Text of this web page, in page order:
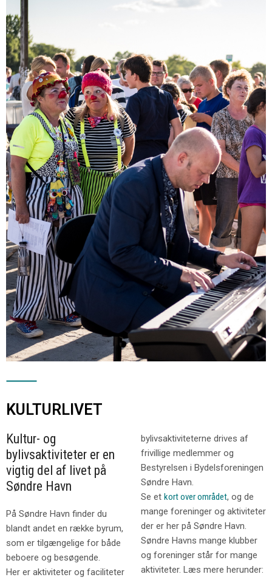
KULTURLIVET
Kultur- og
bylivsaktiviteter er en
vigtig del af livet på
Søndre Havn
På Søndre Havn finder du
blandt andet en række byrum,
som er tilgængelige for både
beboere og besøgende.
Her er aktiviteter og faciliteter
bylivsaktiviteterne drives af
frivillige medlemmer og
Bestyrelsen i Bydelsforeningen
Søndre Havn.
Se et kort over området, og de
mange foreninger og aktiviteter
der er her på Søndre Havn.
Søndre Havns mange klubber
og foreninger står for mange
aktiviteter. Læs mere herunder: